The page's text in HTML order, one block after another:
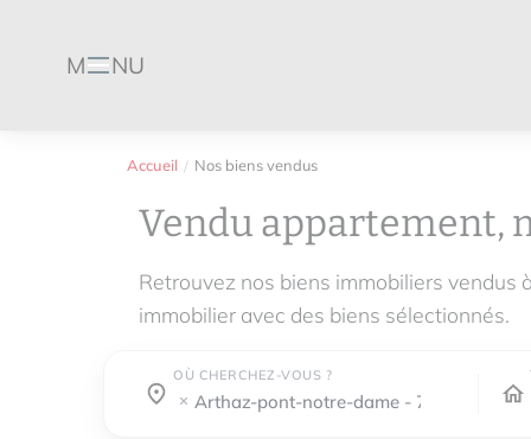
M
Menu
NU
Accueil Nos biens vendus
Vendu appartement,
Retrouvez nos biens immobiliers
immobilier avec des biens sélectionnés.
OÙ CHERCHEZ-VOUS ?
Où cherchez-vous ?
arthaz-pont-notre-dame - 74380
Où cherchez-vous ?